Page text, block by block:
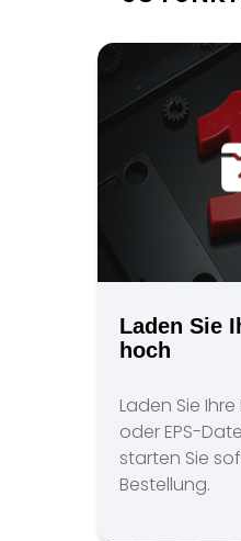
Laden Sie
hoch
Laden Sie Ihre
oder EPS-
starten Sie
Bestellung.